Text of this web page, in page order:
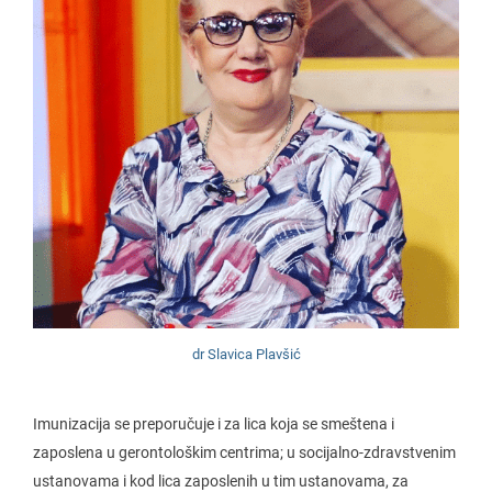
dr Slavica Plavšić
Imunizacija se preporučuje i za lica koja se smeštena i
zaposlena u gerontološkim centrima; u socijalno-zdravstvenim
ustanovama i kod lica zaposlenih u tim ustanovama, za